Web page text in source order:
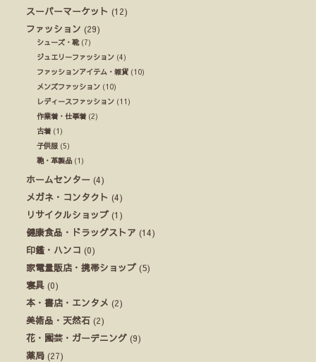
スーパーマーケット (12)
ファッション (29)
シューズ・靴(7)
ジュエリーファッション (4)
ファッションアイテム・雑貨 (10)
メンズファッション (10)
レディースファッション (11)
作業着・仕事着 (2)
古着 (1)
子供服 (5)
鞄・革製品 (1)
ホームセンター (4)
メガネ・コンタクト (4)
リサイクルショップ (1)
健康食品・ドラッグストア (14)
印鑑・ハンコ (0)
家電量販店・携帯ショップ (5)
寝具 (0)
本・書店・エンタメ (2)
美術品・天然石 (2)
花・園芸・ガーデニング (9)
薬局 (27)